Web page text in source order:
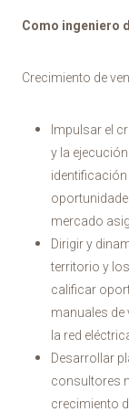
Como ingeniero
Crecimiento de
Impulsar el
y la
identificación
mercado
Dirigir y
territorio y
calificar
manuales
la red
Desarrollar
consultores
crecimiento